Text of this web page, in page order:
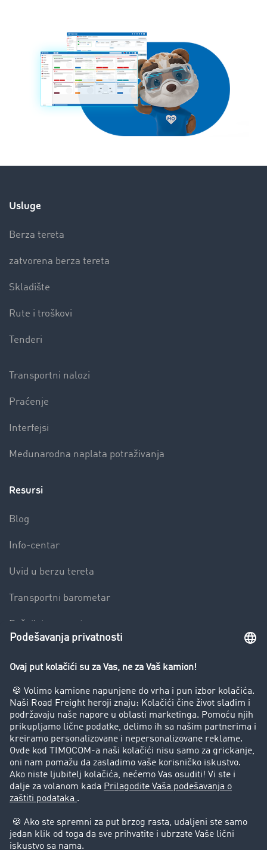
Usluge
Berza tereta
zatvorena berza tereta
Skladište
Rute i troškovi
Tenderi
Transportni nalozi
Praćenje
Interfejsi
Međunarodna naplata potraživanja
Resursi
Blog
Info-centar
Uvid u berzu tereta
Transportni barometar
Rečnik transporta
Preduzeće
Uspešne priče
Korisnici preporučuju korisnike
Pravna pitanja
Impressum
Opšti uslovi korišćenja
Zaštita podataka